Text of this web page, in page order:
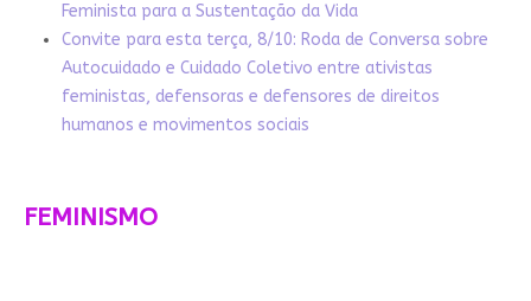
Feminista para a Sustentação da Vida
Convite para esta terça, 8/10: Roda de Conversa sobre
Autocuidado e Cuidado Coletivo entre ativistas
feministas, defensoras e defensores de direitos
humanos e movimentos sociais
FEMINISMO